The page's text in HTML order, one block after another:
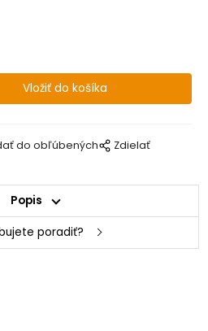
do obľúbených Zdielať
Popis
poradiť?